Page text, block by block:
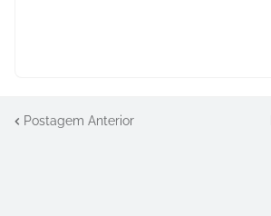
Postagem Anterior